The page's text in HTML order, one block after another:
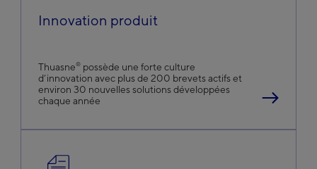
Innovation produit
Thuasne®possède une forte culture
d’innovation avec plus de 200 brevets actifs et
environ 30 nouvelles solutions développées
chaque année